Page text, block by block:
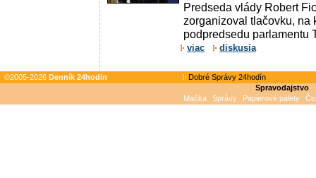
Predseda vlády Robert
zorganizoval tlačovku, na
podpredsedu parlamentu
viac diskusia
©2005-2026 Denník 24hodin
Dobré Správy 24hodín
Spravodajstvo
Mačka
Správy Papierové palety